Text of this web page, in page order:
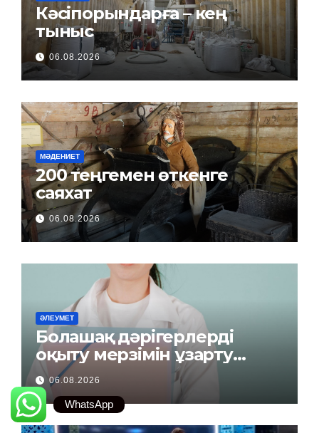
Кәсіпорындарға – кең
тыныс
06.08.2026
МӘДЕНИЕТ
200 теңгемен өткенге
саяхат
06.08.2026
ӘЛЕУМЕТ
Болашақ дәрігерлерді
оқыту мерзімін ұзарту
керек пе?
06.08.2026
WhatsApp